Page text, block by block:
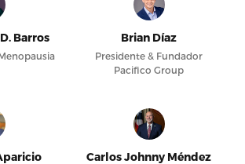
Barros Brian Díaz
Presidente & Fundador
Pacifico Group
Carlos Johnny Méndez